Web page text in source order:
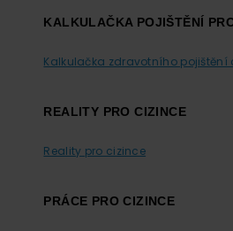
KALKULAČKA POJIŠTĚNÍ
Kalkulačka zdravotního pojištění
REALITY PRO CIZINCE
Reality pro cizince
PRÁCE PRO CIZINCE